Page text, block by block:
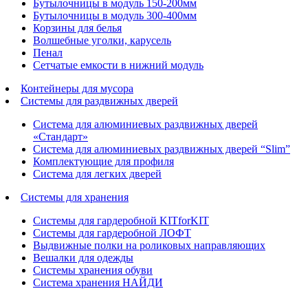
Бутылочницы в модуль 150-200мм
Бутылочницы в модуль 300-400мм
Корзины для белья
Волшебные уголки, карусель
Пенал
Cетчатые емкости в нижний модуль
Контейнеры для мусора
Системы для раздвижных дверей
Система для алюминиевых раздвижных дверей
«Стандарт»
Система для алюминиевых раздвижных дверей “Slim”
Комплектующие для профиля
Система для легких дверей
Системы для хранения
Системы для гардеробной KITforKIT
Системы для гардеробной ЛОФТ
Выдвижные полки на роликовых направляющих
Вешалки для одежды
Системы хранения обуви
Система хранения НАЙДИ